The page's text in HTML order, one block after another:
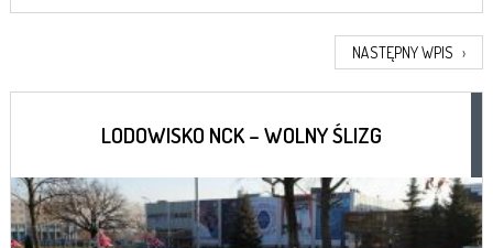
NASTĘPNY WPIS ›
LODOWISKO NCK – WOLNY ŚLIZG